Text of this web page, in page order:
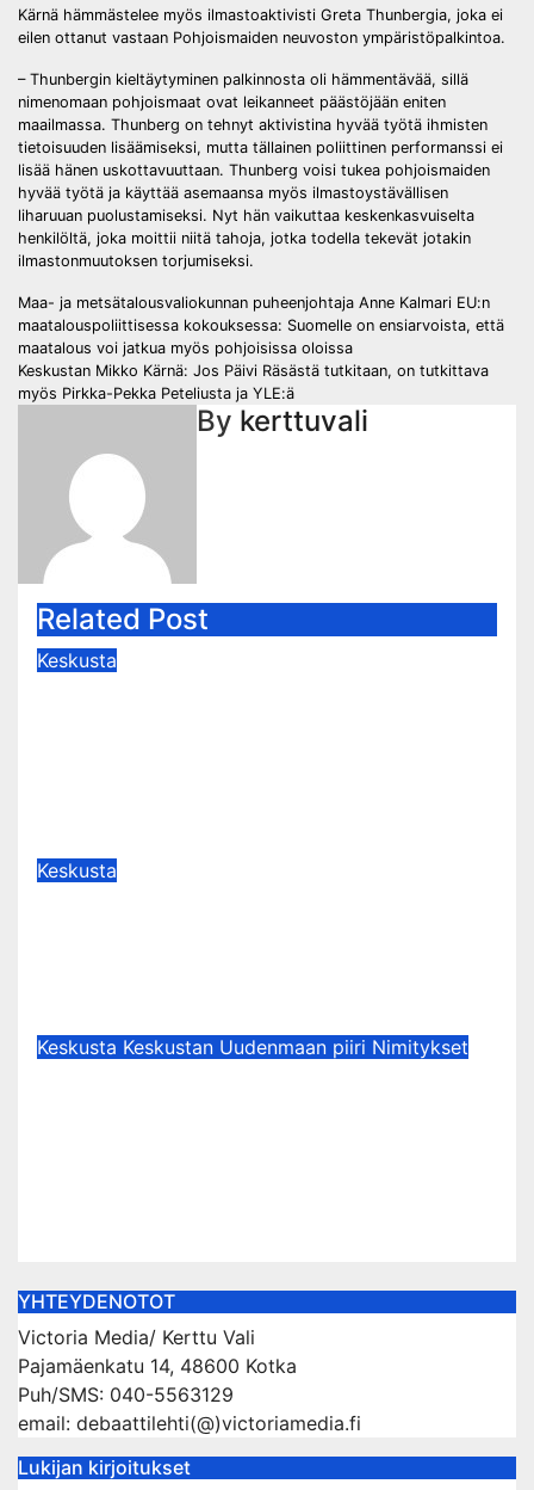
Kärnä hämmästelee myös ilmastoaktivisti Greta Thunbergia, joka ei
eilen ottanut vastaan Pohjoismaiden neuvoston ympäristöpalkintoa.
– Thunbergin kieltäytyminen palkinnosta oli hämmentävää, sillä
nimenomaan pohjoismaat ovat leikanneet päästöjään eniten
maailmassa. Thunberg on tehnyt aktivistina hyvää työtä ihmisten
tietoisuuden lisäämiseksi, mutta tällainen poliittinen performanssi ei
lisää hänen uskottavuuttaan. Thunberg voisi tukea pohjoismaiden
hyvää työtä ja käyttää asemaansa myös ilmastoystävällisen
liharuuan puolustamiseksi. Nyt hän vaikuttaa keskenkasvuiselta
henkilöltä, joka moittii niitä tahoja, jotka todella tekevät jotakin
ilmastonmuutoksen torjumiseksi.
Post
navigation
Maa- ja metsätalousvaliokunnan puheenjohtaja Anne Kalmari EU:n
maatalouspoliittisessa kokouksessa: Suomelle on ensiarvoista, että
maatalous voi jatkua myös pohjoisissa oloissa
Keskustan Mikko Kärnä: Jos Päivi Räsästä tutkitaan, on tutkittava
myös Pirkka-Pekka Peteliusta ja YLE:ä
By kerttuvali
Related Post
Keskusta
Keskusta
Keskusta Keskustan Uudenmaan piiri Nimitykset
YHTEYDENOTOT
Victoria Media/ Kerttu Vali
Pajamäenkatu 14, 48600 Kotka
Puh/SMS: 040-5563129
email: debaattilehti(@)victoriamedia.fi
Lukijan kirjoitukset